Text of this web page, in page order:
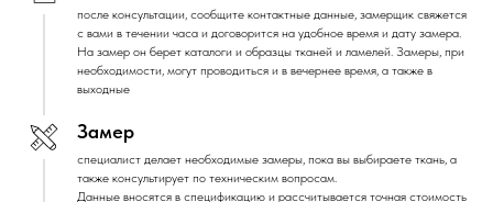
после консультации, сообщите контактные данные, замерщик свяжется
с вами в течении часа и договорится на удобное время и дату замера.
На замер он берет каталоги и образцы тканей и ламелей. Замеры, при
необходимости, могут проводиться и в вечернее время, а также в
выходные
Замер
специалист делает необходимые замеры, пока вы выбираете ткань, а
также консультирует по техническим вопросам.
Данные вносятся в спецификацию и рассчитывается точная стоимость